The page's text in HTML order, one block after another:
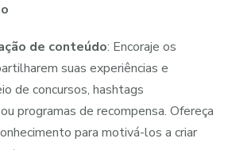
de conteúdo: Encoraje os
suas experiências e
de concursos, hashtags
programas de recompensa. Ofereça
para motivá-los a criar